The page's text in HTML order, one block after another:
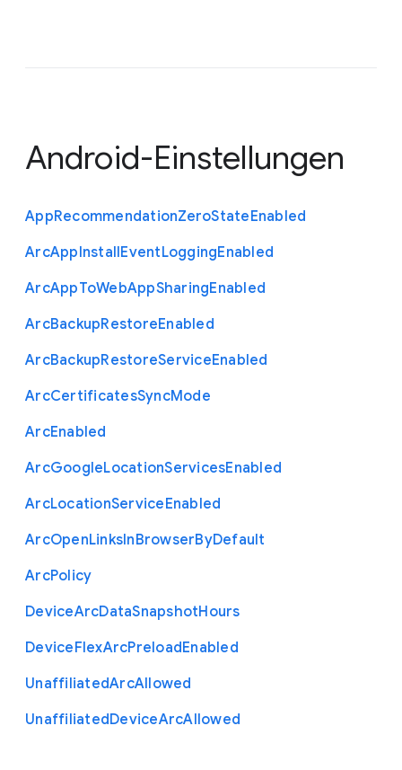
Android-Einstellungen
AppRecommendationZeroStateEnabled
ArcAppInstallEventLoggingEnabled
ArcAppToWebAppSharingEnabled
ArcBackupRestoreEnabled
ArcBackupRestoreServiceEnabled
ArcCertificatesSyncMode
ArcEnabled
ArcGoogleLocationServicesEnabled
ArcLocationServiceEnabled
ArcOpenLinksInBrowserByDefault
ArcPolicy
DeviceArcDataSnapshotHours
DeviceFlexArcPreloadEnabled
UnaffiliatedArcAllowed
UnaffiliatedDeviceArcAllowed